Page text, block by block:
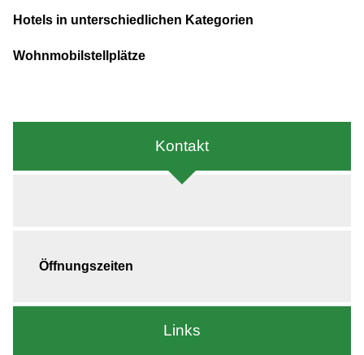
Hotels in unterschiedlichen Kategorien
Wohnmobilstellplätze
Kontakt
Öffnungszeiten
Links